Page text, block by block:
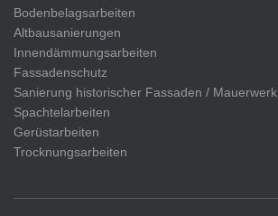
Bodenbelagsarbeiten
Altbausanierungen
Innendämmungsarbeiten
Fassadenschutz
Sanierung historischer Fassaden / Mauerwerk
Spachtelarbeiten
Gerüstarbeiten
Trocknungsarbeiten